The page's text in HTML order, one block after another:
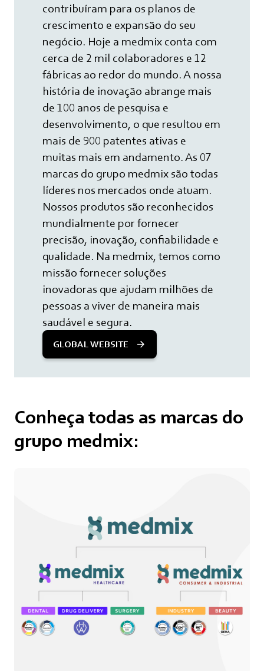
contribuíram para os planos de
crescimento e expansão do seu
negócio. Hoje a medmix conta com
cerca de 2 mil colaboradores e 12
fábricas ao redor do mundo. A nossa
história de inovação abrange mais
de 100 anos de pesquisa e
desenvolvimento, o que resultou em
mais de 900 patentes ativas e
muitas mais em andamento. As 07
marcas do grupo medmix são todas
líderes nos mercados onde atuam.
Nossos produtos são reconhecidos
mundialmente por fornecer
precisão, inovação, confiabilidade e
qualidade. Na medmix, temos como
missão fornecer soluções
inovadoras que ajudam milhões de
pessoas a viver de maneira mais
saudável e segura.
GLOBAL WEBSITE
Conheça todas as marcas do
grupo medmix: